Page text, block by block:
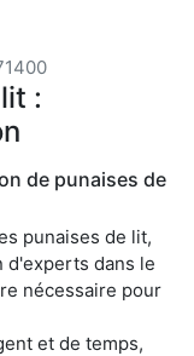
:
de punaises de
punaises de lit,
d'experts dans le
nécessaire pour
et de temps,